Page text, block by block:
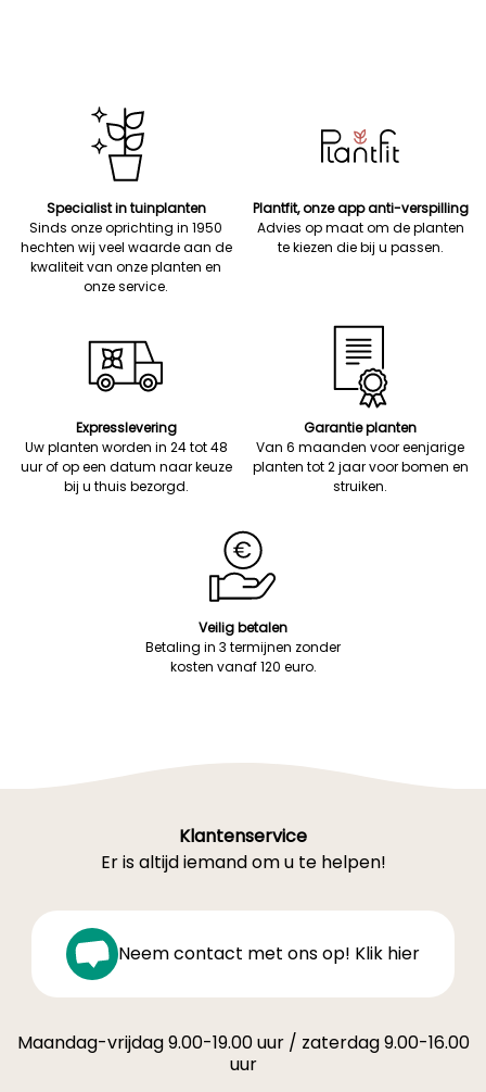
Specialist in tuinplanten
Sinds onze oprichting in 1950
hechten wij veel waarde aan de
kwaliteit van onze planten en
onze service.
Plantfit, onze app anti-verspilling
Advies op maat om de planten
te kiezen die bij u passen.
Expresslevering
Uw planten worden in 24 tot 48
uur of op een datum naar keuze
bij u thuis bezorgd.
Garantie planten
Van 6 maanden voor eenjarige
planten tot 2 jaar voor bomen en
struiken.
Veilig betalen
Betaling in 3 termijnen zonder
kosten vanaf 120 euro.
Klantenservice
Er is altijd iemand om u te helpen!
Neem contact met ons op! Klik hier
Maandag-vrijdag 9.00-19.00 uur / zaterdag 9.00-16.00
uur